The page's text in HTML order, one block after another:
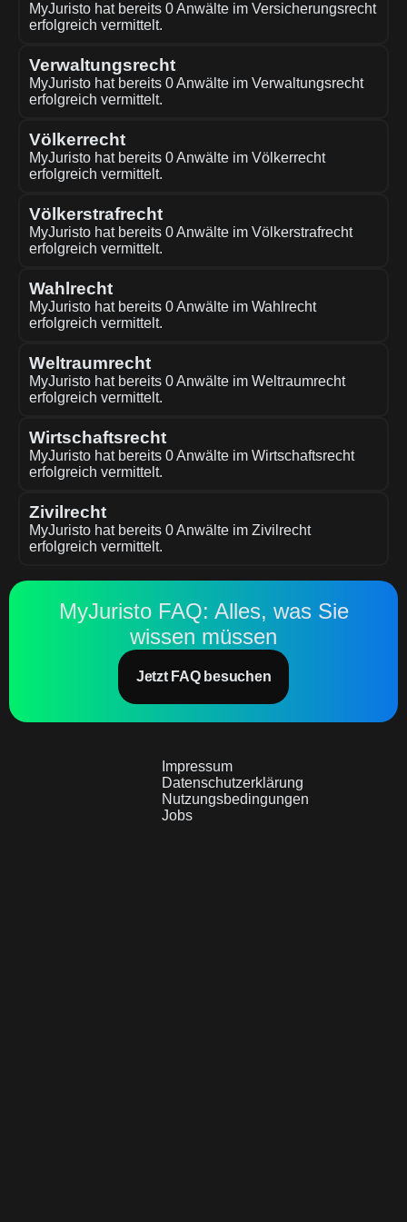
MyJuristo hat bereits 0 Anwälte im Versicherungsrecht
erfolgreich vermittelt.
Verwaltungsrecht
MyJuristo hat bereits 0 Anwälte im Verwaltungsrecht
erfolgreich vermittelt.
Völkerrecht
MyJuristo hat bereits 0 Anwälte im Völkerrecht
erfolgreich vermittelt.
Völkerstrafrecht
MyJuristo hat bereits 0 Anwälte im Völkerstrafrecht
erfolgreich vermittelt.
Wahlrecht
MyJuristo hat bereits 0 Anwälte im Wahlrecht
erfolgreich vermittelt.
Weltraumrecht
MyJuristo hat bereits 0 Anwälte im Weltraumrecht
erfolgreich vermittelt.
Wirtschaftsrecht
MyJuristo hat bereits 0 Anwälte im Wirtschaftsrecht
erfolgreich vermittelt.
Zivilrecht
MyJuristo hat bereits 0 Anwälte im Zivilrecht
erfolgreich vermittelt.
MyJuristo FAQ: Alles, was Sie
wissen müssen
Jetzt FAQ besuchen
Impressum
Datenschutzerklärung
Nutzungsbedingungen
Jobs